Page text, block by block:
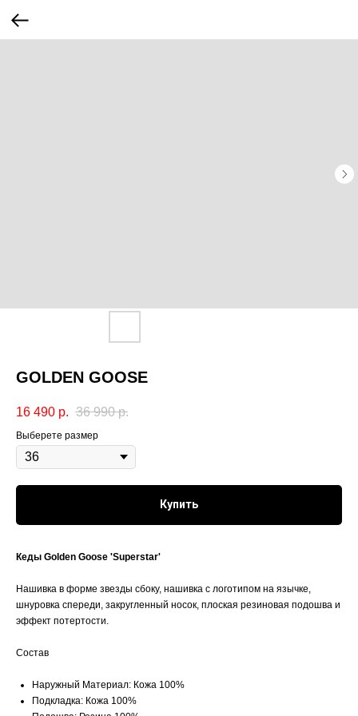
GOLDEN GOOSE
16 490 р. 36 990 р.
Выберете размер
Купить
Кеды Golden Goose 'Superstar'
Нашивка в форме звезды сбоку, нашивка с логотипом на язычке,
шнуровка спереди, закругленный носок, плоская резиновая подошва и
эффект потертости.
Состав
Наружный Материал: Кожа 100%
Подкладка: Кожа 100%